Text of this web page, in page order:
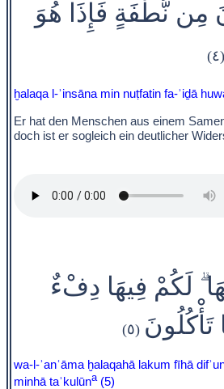
مِن نُّطْفَةٍ فَإِذَا هُوَ
(٤)
ḫalaqa l-ʾinsāna min nuṭfatin fa-ʾiḏā
Er hat den Menschen aus einem
doch ist er sogleich ein deutlicher
لَكُمْ فِيهَا دِفْءٌ
تَأْكُلُونَ (٥)
wa-l-ʾanʿāma ḫalaqahā lakum fīhā
minhā taʾkulūna(5)